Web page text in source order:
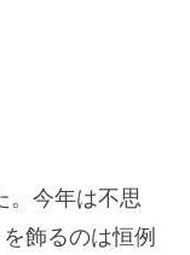
。今年は不思
飾るのは恒例